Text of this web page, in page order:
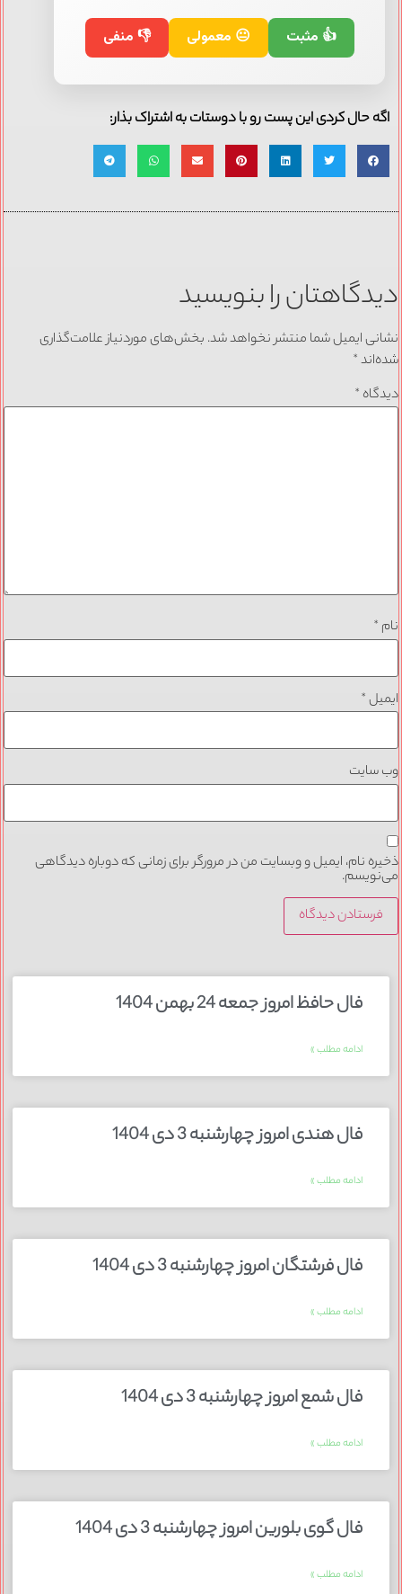
👍 مثبت 😐 معمولی 👎 منفی
اگه حال کردی این پست رو با دوستات به اشتراک بذار:
دیدگاهتان را بنویسید
نشانی ایمیل شما منتشر نخواهد شد. بخش‌های موردنیاز علامت‌گذاری
شده‌اند*
دیدگاه *
نام *
ایمیل*
وب‌ سایت
ذخیره نام، ایمیل و وبسایت من در مرورگر برای زمانی که دوباره دیدگاهی
می‌نویسم.
فال حافظ امروز جمعه 24 بهمن 1404
ادامه مطلب »
فال هندی امروز چهارشنبه 3 دی 1404
ادامه مطلب »
فال فرشتگان امروز چهارشنبه 3 دی 1404
ادامه مطلب »
فال شمع امروز چهارشنبه 3 دی 1404
ادامه مطلب »
فال گوی بلورین امروز چهارشنبه 3 دی 1404
ادامه مطلب »